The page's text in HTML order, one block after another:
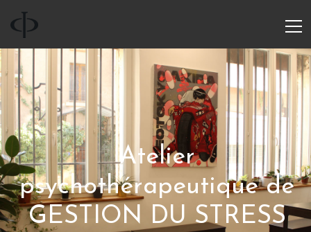
Atelier
psychothérapeutique de
GESTION DU STRESS